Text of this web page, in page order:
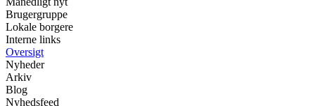
Brugergruppe
Lokale borgere
Interne links
Oversigt
Nyheder
Arkiv
Blog
Nyhedsfeed